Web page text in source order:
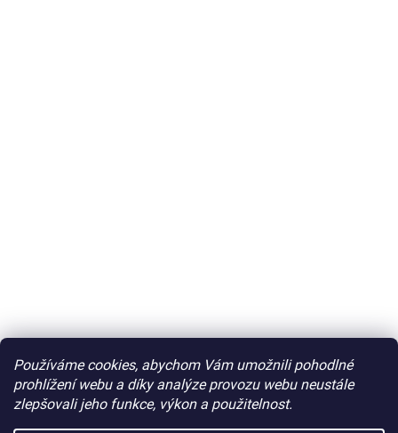
Používáme cookies, abychom Vám umožnili pohodlné
prohlížení webu a díky analýze provozu webu neustále
zlepšovali jeho funkce, výkon a použitelnost.